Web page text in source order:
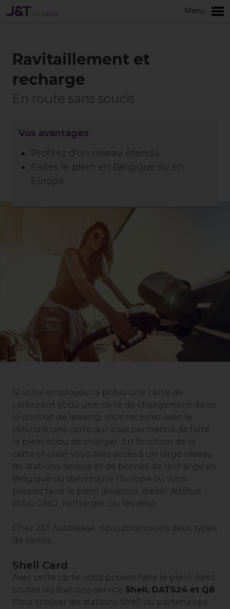
Menu
plus
Ravitaillement et
recharge
En route sans soucis
Vos avantages
Profitez d'un réseau étendu
Faites le plein en Belgique ou en
Europe
Si votre employeur a prévu une carte de
carburant et/ou une carte de chargement dans
le contrat de leasing, vous recevrez avec le
véhicule une carte qui vous permettra de faire
le plein et/ou de charger. En fonction de la
carte choisie, vous avez accès à un large réseau
de stations-service et de bornes de recharge en
Belgique ou dans toute l'Europe où vous
pouvez faire le plein (essence, diesel, AdBlue
et/ou GNC), recharger, ou les deux.
Chez J&T Autolease, nous proposons deux types
de cartes :
Shell Card
Avec cette carte, vous pouvez faire le plein dans
toutes les stations-service Shell, DATS24 et Q8.
Pour trouver les stations Shell ou partenaires